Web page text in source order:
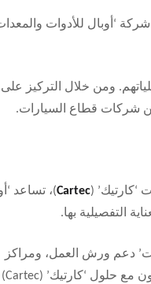
‘أوبال للأدوات
ومن خلال التركيز على
من شركات قطاع السيارات.
‘كارتيك’ (Cartec)، تساعد
التفصيلية بها.
دعم ورش العمل، ومراكز
العناية بالتفاصيل، ومشاريع غسيل السيارات بمنتجات تعزز الكفاءة وترتقي بمظهر المركبات. وبالتعاون مع حلول ‘كارتيك’ (Cartec)